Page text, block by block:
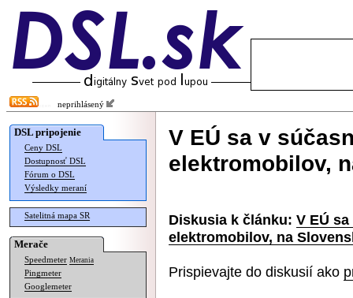
neprihlásený
DSL pripojenie
Ceny DSL
Dostupnosť DSL
Fórum o DSL
Výsledky meraní
Satelitná mapa SR
Merače
Speedmeter Merania
Pingmeter
Googlemeter
V EÚ sa v
elektromobilov,
Diskusia k článku: V EÚ
elektromobilov, na
Prispievajte do diskusií ako